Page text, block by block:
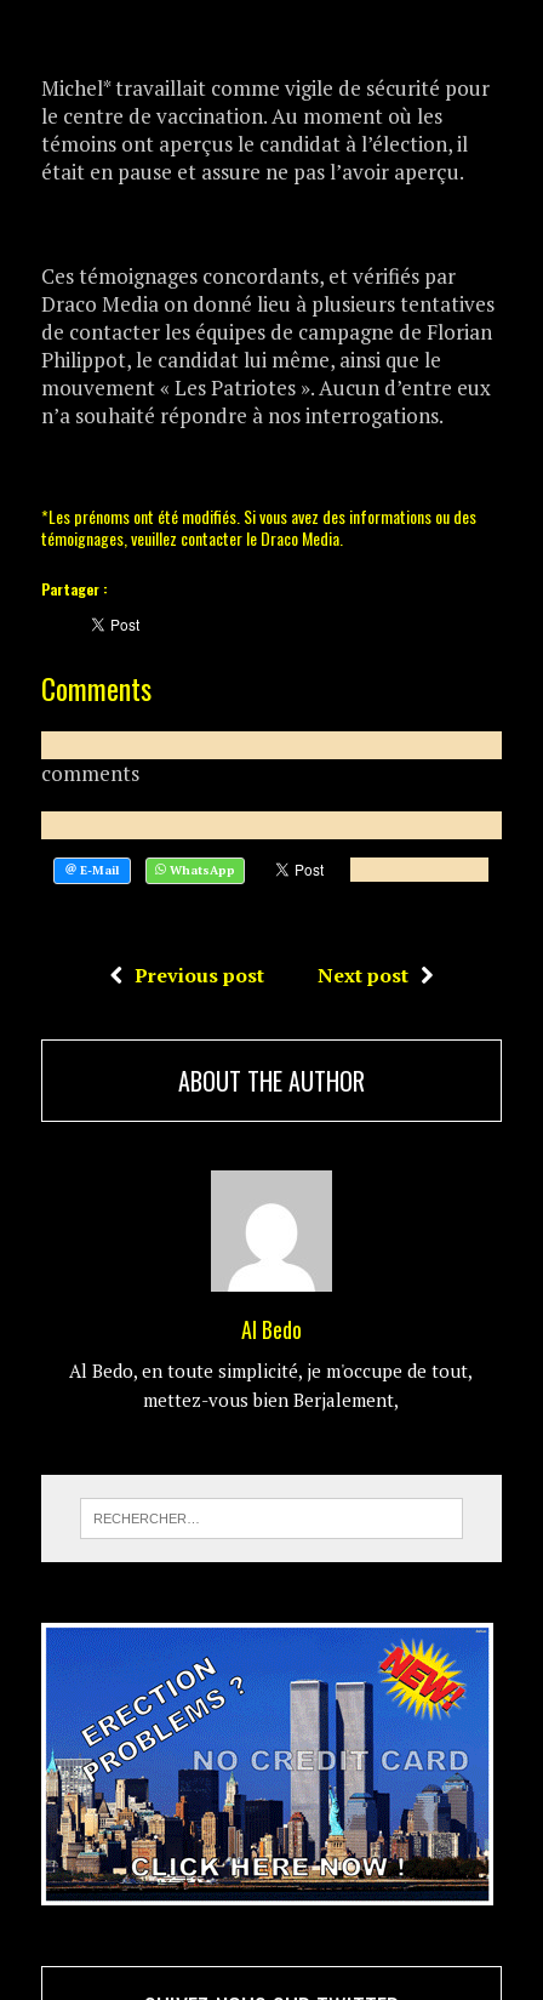
Michel* travaillait comme vigile de sécurité pour
le centre de vaccination. Au moment où les
témoins ont aperçus le candidat à l’élection, il
était en pause et assure ne pas l’avoir aperçu.
Ces témoignages concordants, et vérifiés par
Draco Media on donné lieu à plusieurs tentatives
de contacter les équipes de campagne de Florian
Philippot, le candidat lui même, ainsi que le
mouvement « Les Patriotes ». Aucun d’entre eux
n’a souhaité répondre à nos interrogations.
*Les prénoms ont été modifiés. Si vous avez des informations ou des
témoignages, veuillez contacter le Draco Media.
Partager :
Comments
comments
Previous post Next post
ABOUT THE AUTHOR
Al Bedo
Al Bedo, en toute simplicité, je m'occupe de tout,
mettez-vous bien Berjalement,